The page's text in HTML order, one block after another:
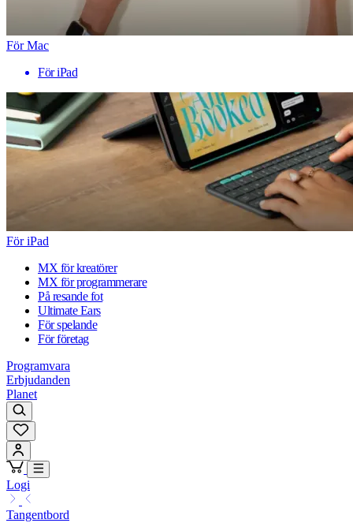
För Mac
För iPad
För iPad
MX för kreatörer
MX för programmerare
På resande fot
Ultimate Ears
För spelande
För företag
Programvara
Erbjudanden
Planet
Logi
Tangentbord